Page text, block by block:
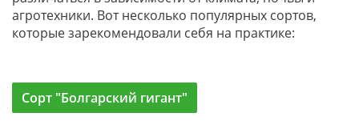
агротехники. Вот несколько популярных сортов,
которые зарекомендовали себя на практике:
Сорт "Болгарский гигант"